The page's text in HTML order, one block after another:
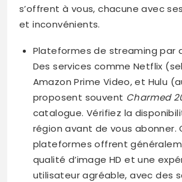
s’offrent à vous, chacune avec
et inconvénients.
Plateformes de streaming par
Des services comme Netflix
Amazon Prime Video, et Hulu
proposent souvent Charmed
catalogue. Vérifiez la
région avant de vous abonner.
plateformes offrent
qualité d’image HD et une
utilisateur agréable, avec des